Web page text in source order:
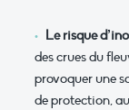
Le risque
des crues du
provoquer une
de protection,